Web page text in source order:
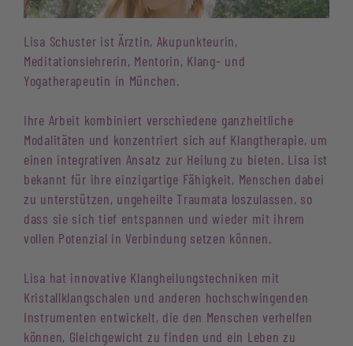
Lisa Schuster ist Ärztin, Akupunkteurin,
Meditationslehrerin, Mentorin, Klang- und
Yogatherapeutin in München.
Ihre Arbeit kombiniert verschiedene ganzheitliche
Modalitäten und konzentriert sich auf Klangtherapie, um
einen integrativen Ansatz zur Heilung zu bieten. Lisa ist
bekannt für ihre einzigartige Fähigkeit, Menschen dabei
zu unterstützen, ungeheilte Traumata loszulassen, so
dass sie sich tief entspannen und wieder mit ihrem
vollen Potenzial in Verbindung setzen können.
Lisa hat innovative Klangheilungstechniken mit
Kristallklangschalen und anderen hochschwingenden
Instrumenten entwickelt, die den Menschen verhelfen
können, Gleichgewicht zu finden und ein Leben zu